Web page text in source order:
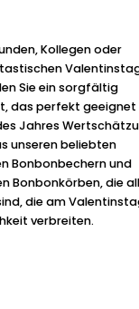
Kollegen oder
Sie ein sorgfältig
das perfekt geeignet
Jahres
unseren beliebten
Bonbonbechern und
Bonbonkörben, die
die am
verbreiten.